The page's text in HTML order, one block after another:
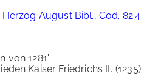
August Bibl., Cod. 82.4
von 1281'
Kaiser Friedrichs II.' (1235)